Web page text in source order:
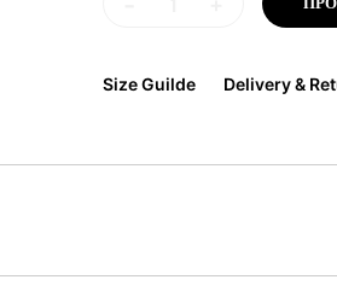
Size Guilde Delivery &